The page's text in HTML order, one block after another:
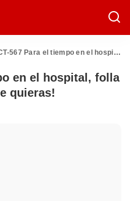
567 Para el tiempo en el hospital, folla todo lo que quieras!
en el hospital, folla
quieras!